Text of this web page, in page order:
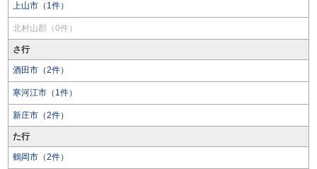
上山市（1件）
北村山郡（0件）
さ行
酒田市（2件）
寒河江市（1件）
新庄市（2件）
た行
鶴岡市（2件）